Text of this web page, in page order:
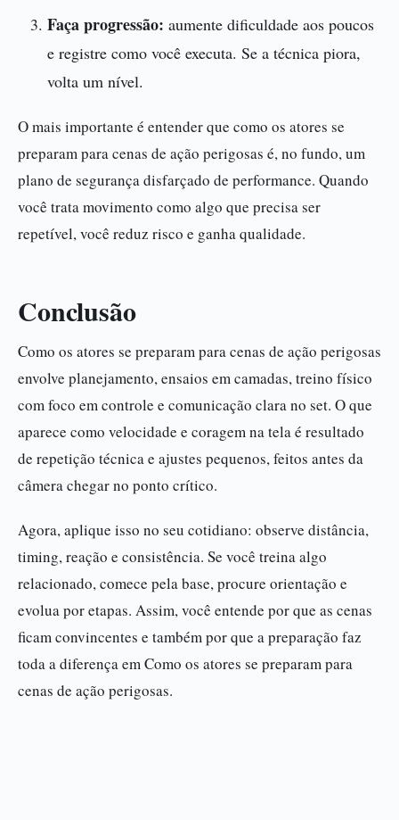
Faça progressão: aumente dificuldade aos poucos
e registre como você executa. Se a técnica piora,
volta um nível.
O mais importante é entender que como os atores se
preparam para cenas de ação perigosas é, no fundo, um
plano de segurança disfarçado de performance. Quando
você trata movimento como algo que precisa ser
repetível, você reduz risco e ganha qualidade.
Conclusão
Como os atores se preparam para cenas de ação perigosas
envolve planejamento, ensaios em camadas, treino físico
com foco em controle e comunicação clara no set. O que
aparece como velocidade e coragem na tela é resultado
de repetição técnica e ajustes pequenos, feitos antes da
câmera chegar no ponto crítico.
Agora, aplique isso no seu cotidiano: observe distância,
timing, reação e consistência. Se você treina algo
relacionado, comece pela base, procure orientação e
evolua por etapas. Assim, você entende por que as cenas
ficam convincentes e também por que a preparação faz
toda a diferença em Como os atores se preparam para
cenas de ação perigosas.